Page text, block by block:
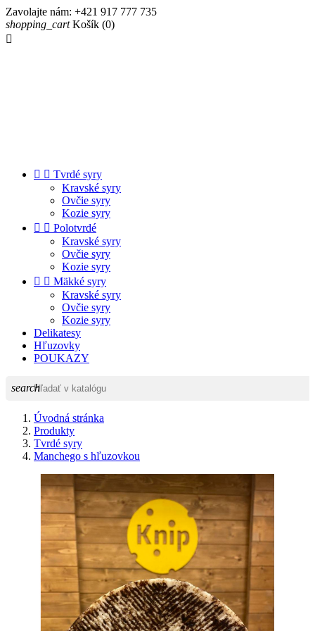
Zavolajte nám: +421 917 777 735
shopping_cart Košík (0)

  Tvrdé syry
Kravské syry
Ovčie syry
Kozie syry
  Polotvrdé
Kravské syry
Ovčie syry
Kozie syry
  Mäkké syry
Kravské syry
Ovčie syry
Kozie syry
Delikatesy
Hľuzovky
POUKAZY
search
Úvodná stránka
Produkty
Tvrdé syry
Manchego s hľuzovkou